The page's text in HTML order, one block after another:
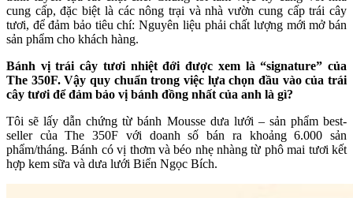
cung cấp, đặc biệt là các nông trại và nhà vườn cung cấp trái cây
tươi, để đảm bảo tiêu chí: Nguyên liệu phải chất lượng mới mở bán
sản phẩm cho khách hàng.
Bánh vị trái cây tươi nhiệt đới được xem là “signature” của
The 350F. Vậy quy chuẩn trong việc lựa chọn đầu vào của trái
cây tươi để đảm bảo vị bánh đồng nhất của anh là gì?
Tôi sẽ lấy dẫn chứng từ bánh Mousse dưa lưới – sản phẩm best-
seller của The 350F với doanh số bán ra khoảng 6.000 sản
phẩm/tháng. Bánh có vị thơm và béo nhẹ nhàng từ phô mai tươi kết
hợp kem sữa và dưa lưới Biển Ngọc Bích.